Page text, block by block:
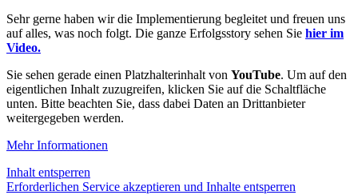
Sehr gerne haben wir die Implementierung begleitet und freuen uns
auf alles, was noch folgt. Die ganze Erfolgsstory sehen Sie hier im
Video.
Sie sehen gerade einen Platzhalterinhalt von YouTube. Um auf den
eigentlichen Inhalt zuzugreifen, klicken Sie auf die Schaltfläche
unten. Bitte beachten Sie, dass dabei Daten an Drittanbieter
weitergegeben werden.
Mehr Informationen
Inhalt entsperren
Erforderlichen Service akzeptieren und Inhalte entsperren